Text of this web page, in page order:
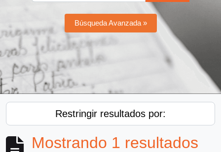
Búsqueda Avanzada »
Restringir resultados por:
Mostrando 1 resultados